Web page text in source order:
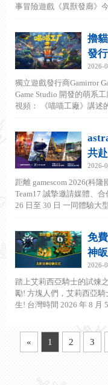
事冒險遊戲《異獸發廊》
擼
發
2026-
獨立遊戲發行商Gamirror
Game Studio 開發的萌系
視頻： 《喵喵工廠》講述
共
2026-
距離 gamescom 2026(科
Team17 誠摯邀請媒體、
26 日至 30 日 一同體驗大
免
神
2026-
踏上艾莉西亞騎士的試煉
勵! 方塊人們，艾莉西亞
生! 台灣時間 2026 年 8 月
« 1 2 3